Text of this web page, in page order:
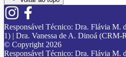
Responsável Técnico: Dra. Flávia M.
1) | Dra. Vanessa de A. Dinoá (CRM-
© Copyright 2026
Responsável Técnico: Dra. Flávia M.